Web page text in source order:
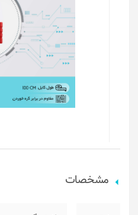
مشخصات